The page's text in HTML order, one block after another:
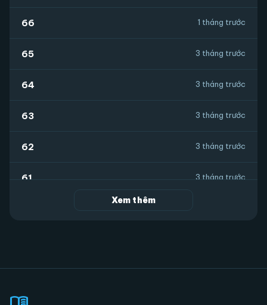
66 1 tháng trước
65 3 tháng trước
64 3 tháng trước
63 3 tháng trước
62 3 tháng trước
61 3 tháng trước
58 4 tháng trước
57
Xem thêm